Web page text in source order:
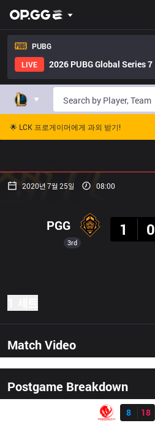
PUBG
LIVE
2026 PUBG Global Series 7
🌟 LCK 프로게이머에게 과외 받기!
2020년 7월 25일 08:00
3rd
PGG
1
0
Match Video
Postgame Breakdown
8
18